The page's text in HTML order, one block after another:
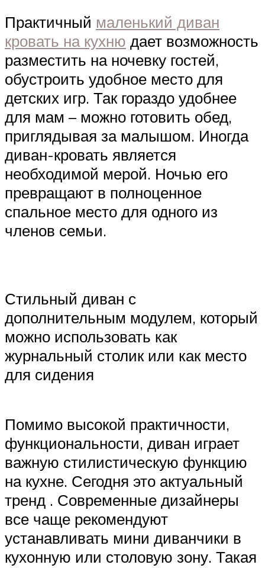
Практичный маленький диван
кровать на кухню дает возможность
разместить на ночевку гостей,
обустроить удобное место для
детских игр. Так гораздо удобнее
для мам – можно готовить обед,
приглядывая за малышом. Иногда
диван-кровать является
необходимой мерой. Ночью его
превращают в полноценное
спальное место для одного из
членов семьи.
Стильный диван с
дополнительным модулем, который
можно использовать как
журнальный столик или как место
для сидения
Помимо высокой практичности,
функциональности, диван играет
важную стилистическую функцию
на кухне. Сегодня это актуальный
тренд . Современные дизайнеры
все чаще рекомендуют
устанавливать мини диванчики в
кухонную или столовую зону. Такая